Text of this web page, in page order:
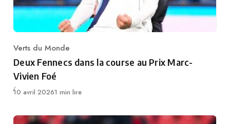
Category
Verts du Monde
Deux Fennecs dans la course au Prix Marc-
Vivien Foé
Publié
10 avril 20261 min lire